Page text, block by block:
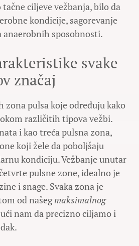
ciljeve vežbanja, bilo da
kondicije, sagorevanje
sposobnosti.
svake
značaj
zona pulsa koje određuju kako
različitih tipova vežbi.
i kao treća pulsna zona,
koji žele da poboljšaju
kondiciju. Vežbanje unutar
pulsne zone, idealno je
i snage. Svaka zona je
od našegmaksimalnog
nam da precizno ciljamo i